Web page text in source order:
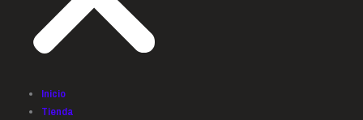
Inicio
Tienda